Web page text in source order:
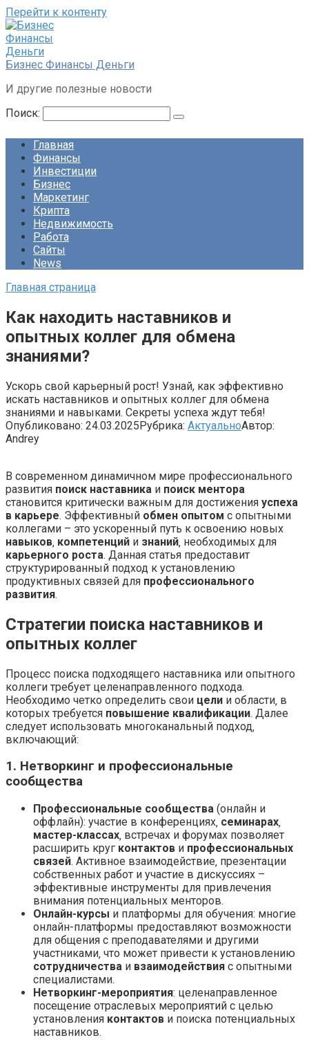
Перейти к контенту
Бизнес Финансы Деньги
И другие полезные новости
Поиск:
Главная
Финансы
Инвестиции
Бизнес
Маркетинг
Крипта
Недвижимость
Работа
Сайты
News
Главная страница
Как находить наставников и
опытных коллег для обмена
знаниями?
Ускорь свой карьерный рост! Узнай, как эффективно
искать наставников и опытных коллег для обмена
знаниями и навыками. Секреты успеха ждут тебя!
Опубликовано: 24.03.2025Рубрика: АктуальноАвтор:
Andrey
В современном динамичном мире профессионального
развития поиск наставника и поиск ментора
становится критически важным для достижения успеха
в карьере. Эффективный обмен опытом с опытными
коллегами – это ускоренный путь к освоению новых
навыков‚ компетенций и знаний‚ необходимых для
карьерного роста. Данная статья предоставит
структурированный подход к установлению
продуктивных связей для профессионального
развития.
Стратегии поиска наставников и
опытных коллег
Процесс поиска подходящего наставника или опытного
коллеги требует целенаправленного подхода.
Необходимо четко определить свои цели и области‚ в
которых требуется повышение квалификации. Далее
следует использовать многоканальный подход‚
включающий:
1. Нетворкинг и профессиональные
сообщества
Профессиональные сообщества (онлайн и
оффлайн): участие в конференциях‚ семинарах‚
мастер-классах‚ встречах и форумах позволяет
расширить круг контактов и профессиональных
связей. Активное взаимодействие‚ презентации
собственных работ и участие в дискуссиях –
эффективные инструменты для привлечения
внимания потенциальных менторов.
Онлайн-курсы и платформы для обучения: многие
онлайн-платформы предоставляют возможности
для общения с преподавателями и другими
участниками‚ что может привести к установлению
сотрудничества и взаимодействия с опытными
специалистами.
Нетворкинг-мероприятия: целенаправленное
посещение отраслевых мероприятий с целью
установления контактов и поиска потенциальных
наставников.